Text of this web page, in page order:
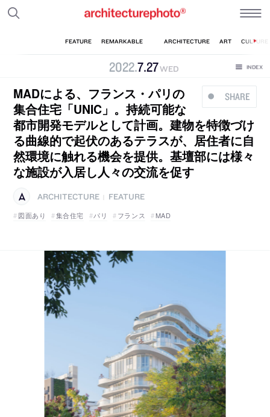
2022.7.27WED
SHARE
MADによる、フランス・パリの
集合住宅「UNIC」。持続可能な
都市開発モデルとして計画。建物を特徴づけ
る曲線的で起伏のあるテラスが、居住者に自
然環境に触れる機会を提供。基壇部には様々
な施設が入居し人々の交流を促す
ARCHITECTURE
FEATURE
図面あり
集合住宅 パリ フランス MAD